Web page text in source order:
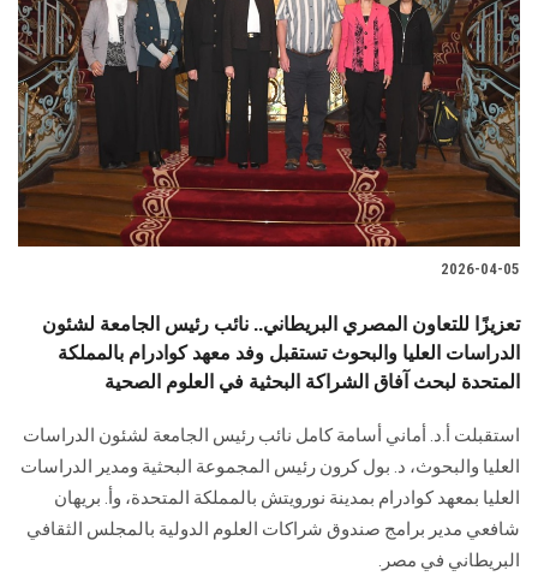
الطلاب
هيئة التدريس
الدراسات العليا
الخريجين
الزائـرون
سجل الان
2026-04-05
تعزيزًا للتعاون المصري البريطاني.. نائب رئيس الجامعة لشئون
الدراسات العليا والبحوث تستقبل وفد معهد كوادرام بالمملكة
المتحدة لبحث آفاق الشراكة البحثية في العلوم الصحية
استقبلت أ.د. أماني أسامة كامل نائب رئيس الجامعة لشئون الدراسات
العليا والبحوث، د. بول كرون رئيس المجموعة البحثية ومدير الدراسات
العليا بمعهد كوادرام بمدينة نورويتش بالمملكة المتحدة، وأ. بريهان
شافعي مدير برامج صندوق شراكات العلوم الدولية بالمجلس الثقافي
البريطاني في مصر.